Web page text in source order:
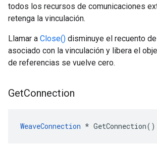
todos los recursos de comunicaciones
retenga la vinculación.
Llamar a Close() disminuye el recuento
asociado con la vinculación y libera el
de referencias se vuelve cero.
GetConnection
WeaveConnection * GetConnection()